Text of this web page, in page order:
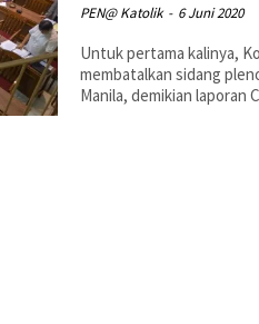
PEN@ Katolik - 6 Juni 2020
Untuk pertama kalinya,
membatalkan sidang
Manila, demikian laporan